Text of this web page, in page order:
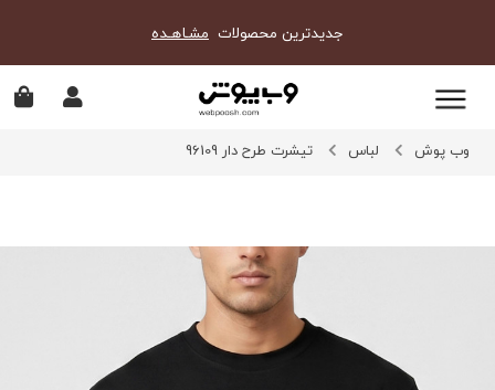
جدیدترین محصولات مشـاهـده
وب پوش لباس تیشرت طرح دار 96109